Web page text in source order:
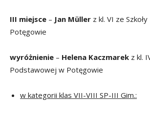
III miejsce – Jan Müller z kl. VI ze
Potęgowie
wyróżnienie – Helena Kaczmarek z kl.
Podstawowej w Potęgowie
w kategorii klas VII-VIII SP-III Gim.: